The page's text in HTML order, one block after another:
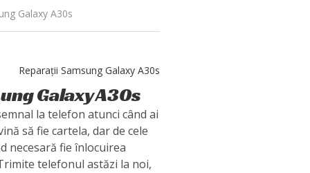
Galaxy A30s
Reparații Samsung Galaxy A30s
Galaxy A30s
la telefon atunci când ai
să fie cartela, dar de cele
necesară fie înlocuirea
telefonul astăzi la noi,